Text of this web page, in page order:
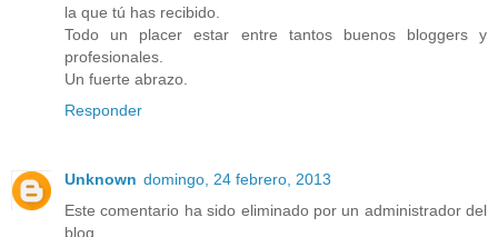
la que tú has recibido.
Todo un placer estar entre tantos buenos bloggers y
profesionales.
Un fuerte abrazo.
Responder
Unknown domingo, 24 febrero, 2013
Este comentario ha sido eliminado por un administrador del
blog.